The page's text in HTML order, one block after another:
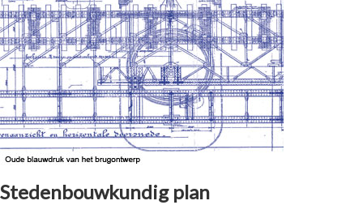
Stedenbouwkundig plan